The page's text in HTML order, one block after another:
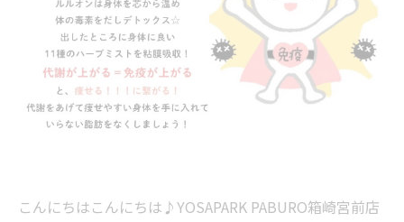
こんにちはこんにちは♪YOSAPARK PABURO箱崎宮前店